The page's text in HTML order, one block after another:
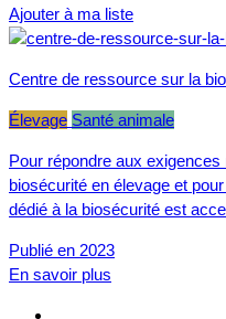
Ajouter à ma liste
Centre de ressource sur la
Élevage Santé animale
Pour répondre aux
biosécurité en élevage et
dédié à la biosécurité est
Publié en 2023
En savoir plus